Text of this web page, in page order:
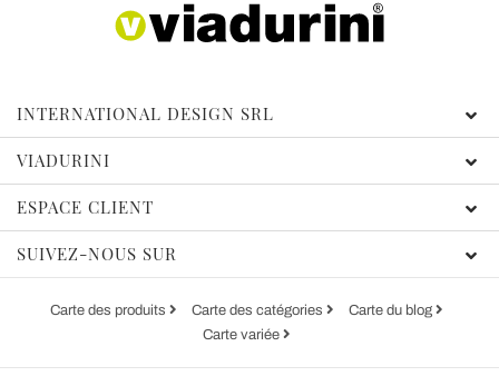
INTERNATIONAL DESIGN SRL
VIADURINI
ESPACE CLIENT
SUIVEZ-NOUS SUR
Carte des produits Carte des catégories
Carte du blog
Carte variée